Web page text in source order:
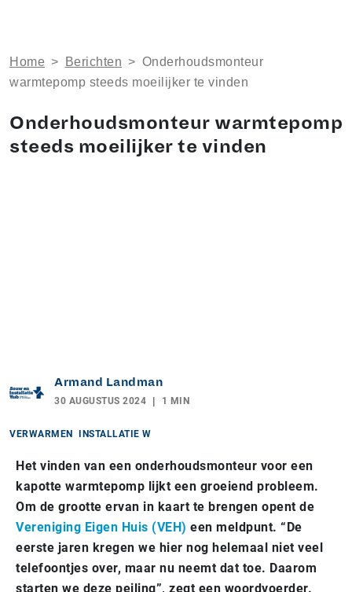
Home > Berichten > Onderhoudsmonteur
warmtepomp steeds moeilijker te vinden
Onderhoudsmonteur warmtepomp
steeds moeilijker te vinden
Armand Landman
30 AUGUSTUS 2024 1 MIN
VERWARMEN INSTALLATIE W
Het vinden van een onderhoudsmonteur voor een
kapotte warmtepomp lijkt een groeiend probleem.
Om de grootte ervan in kaart te brengen opent de
Vereniging Eigen Huis (VEH) een meldpunt. “De
eerste jaren kregen we hier nog helemaal niet veel
telefoontjes over, maar nu neemt dat toe. Daarom
starten we deze peiling”, zegt een woordvoerder.